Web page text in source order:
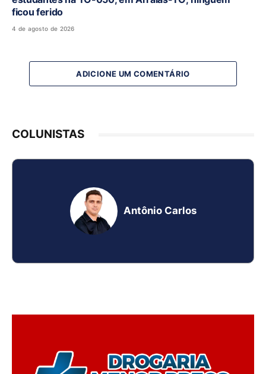
ficou ferido
4 de agosto de 2026
ADICIONE UM COMENTÁRIO
COLUNISTAS
Antônio Carlos